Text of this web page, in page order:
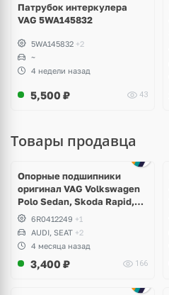
Патрубок интеркулера
VAG 5WA145832
5WA145832 +2
~
4 недели назад
5,500 ₽ 43
Товары продавца
Опорные подшипники
оригинал VAG Volkswagen
Polo Sedan, Skoda Rapid,
Audi A1
6R0412249 +1
AUDI, SEAT +2
4 месяца назад
3,400 ₽ 166